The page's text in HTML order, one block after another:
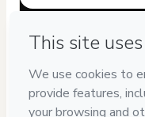
If you need to submit
provide the code
CKTID-